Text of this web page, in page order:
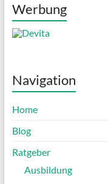
Werbung
Navigation
Home
Blog
Ratgeber
Ausbildung